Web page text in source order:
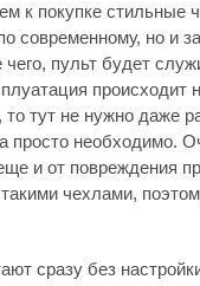
к покупке стильные
современному, но и
чего, пульт будет
происходит
то тут не нужно даже
просто необходимо.
и от повреждения
чехлами,
сразу без